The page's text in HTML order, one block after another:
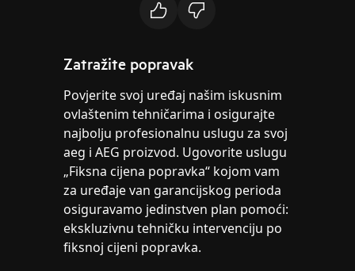
Zatražite popravak
Povjerite svoj uređaj našim iskusnim
ovlaštenim tehničarima i osigurajte
najbolju profesionalnu uslugu za svoj
aeg i AEG proizvod. Ugovorite uslugu
„Fiksna cijena popravka“ kojom vam
za uređaje van garancijskog perioda
osiguravamo jedinstven plan pomoći:
ekskluzivnu tehničku intervenciju po
fiksnoj cijeni popravka.